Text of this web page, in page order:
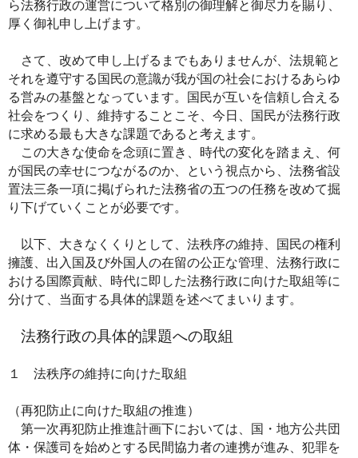
ら法務行政の運営について格別の御理解と御尽力を賜り、
厚く御礼申し上げます。
さて、改めて申し上げるまでもありませんが、法規範と
それを遵守する国民の意識が我が国の社会におけるあらゆ
る営みの基盤となっています。国民が互いを信頼し合える
社会をつくり、維持することこそ、今日、国民が法務行政
に求める最も大きな課題であると考えます。
この大きな使命を念頭に置き、時代の変化を踏まえ、何
が国民の幸せにつながるのか、という視点から、法務省設
置法三条一項に掲げられた法務省の五つの任務を改めて掘
り下げていくことが必要です。
以下、大きなくくりとして、法秩序の維持、国民の権利
擁護、出入国及び外国人の在留の公正な管理、法務行政に
おける国際貢献、時代に即した法務行政に向けた取組等に
分けて、当面する具体的課題を述べてまいります。
法務行政の具体的課題への取組
１ 法秩序の維持に向けた取組
（再犯防止に向けた取組の推進）
第一次再犯防止推進計画下においては、国・地方公共団
体・保護司を始めとする民間協力者の連携が進み、犯罪を